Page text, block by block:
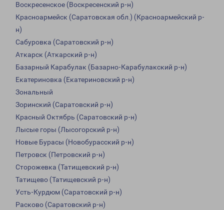
Воскресенское (Воскресенский р-н)
Красноармейск (Саратовская обл.) (Красноармейский р-
н)
Сабуровка (Саратовский р-н)
Аткарск (Аткарский р-н)
Базарный Карабулак (Базарно-Карабулакский р-н)
Екатериновка (Екатериновский р-н)
Зональный
Зоринский (Саратовский р-н)
Красный Октябрь (Саратовский р-н)
Лысые горы (Лысогорский р-н)
Новые Бурасы (Новобурасский р-н)
Петровск (Петровский р-н)
Сторожевка (Татищевский р-н)
Татищево (Татищевский р-н)
Усть-Курдюм (Саратовский р-н)
Расково (Саратовский р-н)